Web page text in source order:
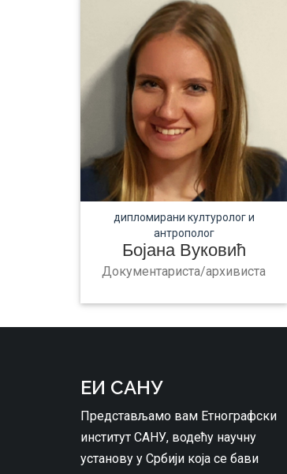
дипломирани културолог и
антрополог
Бојана Вуковић
Документариста/архивиста
ЕИ САНУ
Представљамо вам Етнографски
институт САНУ, водећу научну
установу у Србији која се бави